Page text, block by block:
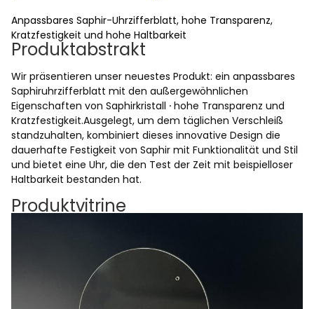
Anpassbares Saphir-Uhrzifferblatt, hohe Transparenz,
Kratzfestigkeit und hohe Haltbarkeit
Produktabstrakt
Wir präsentieren unser neuestes Produkt: ein anpassbares
Saphiruhrzifferblatt mit den außergewöhnlichen
Eigenschaften von Saphirkristall ∙ hohe Transparenz und
Kratzfestigkeit.Ausgelegt, um dem täglichen Verschleiß
standzuhalten, kombiniert dieses innovative Design die
dauerhafte Festigkeit von Saphir mit Funktionalität und Stil
und bietet eine Uhr, die den Test der Zeit mit beispielloser
Haltbarkeit bestanden hat.
Produktvitrine